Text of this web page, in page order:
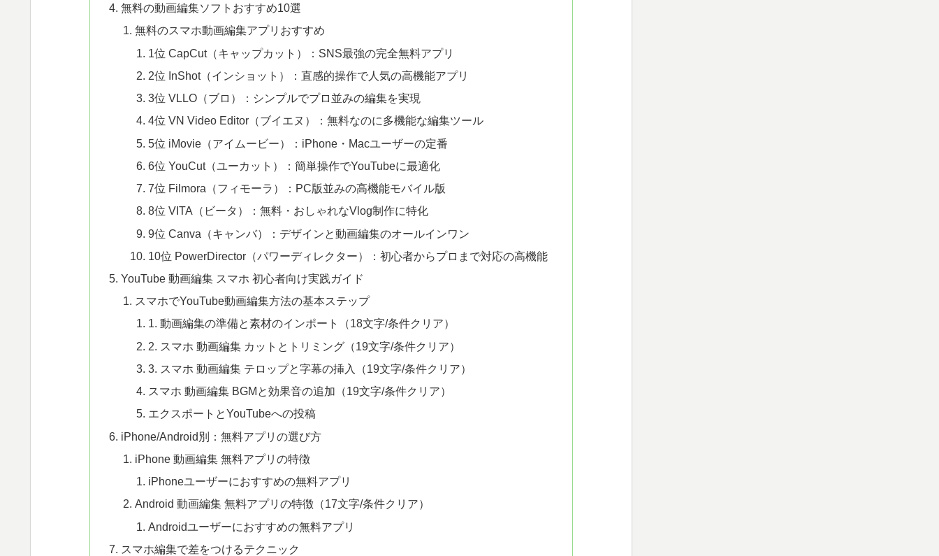
無料の動画編集ソフトおすすめ10選
無料のスマホ動画編集アプリおすすめ
1位 CapCut（キャップカット）：SNS最強の完全無料アプリ
2位 InShot（インショット）：直感的操作で人気の高機能アプリ
3位 VLLO（ブロ）：シンプルでプロ並みの編集を実現
4位 VN Video Editor（ブイエヌ）：無料なのに多機能な編集ツール
5位 iMovie（アイムービー）：iPhone・Macユーザーの定番
6位 YouCut（ユーカット）：簡単操作でYouTubeに最適化
7位 Filmora（フィモーラ）：PC版並みの高機能モバイル版
8位 VITA（ビータ）：無料・おしゃれなVlog制作に特化
9位 Canva（キャンバ）：デザインと動画編集のオールインワン
10位 PowerDirector（パワーディレクター）：初心者からプロまで対応の高機能
YouTube 動画編集 スマホ 初心者向け実践ガイド
スマホでYouTube動画編集方法の基本ステップ
1. 動画編集の準備と素材のインポート（18文字/条件クリア）
2. スマホ 動画編集 カットとトリミング（19文字/条件クリア）
3. スマホ 動画編集 テロップと字幕の挿入（19文字/条件クリア）
スマホ 動画編集 BGMと効果音の追加（19文字/条件クリア）
エクスポートとYouTubeへの投稿
iPhone/Android別：無料アプリの選び方
iPhone 動画編集 無料アプリの特徴
iPhoneユーザーにおすすめの無料アプリ
Android 動画編集 無料アプリの特徴（17文字/条件クリア）
Androidユーザーにおすすめの無料アプリ
スマホ編集で差をつけるテクニック